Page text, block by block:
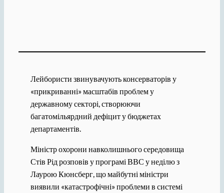
Лейбористи звинувачують консерваторів у
«прикриванні» масштабів проблем у
державному секторі, створюючи
багатомільярдний дефіцит у бюджетах
департаментів.
Міністр охорони навколишнього середовища
Стів Рід розповів у програмі ВВС у неділю з
Лаурою Кюнсберг, що майбутні міністри
виявили «катастрофічні» проблеми в системі